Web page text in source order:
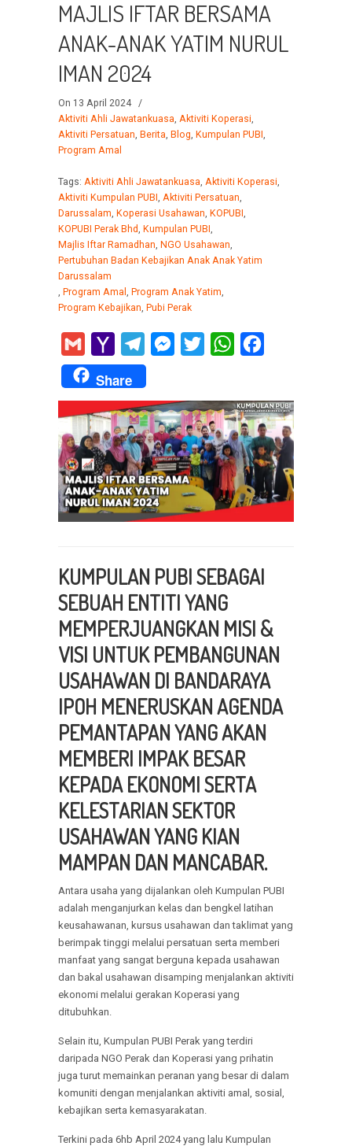
MAJLIS IFTAR BERSAMA
ANAK-ANAK YATIM NURUL
IMAN 2024
On 13 April 2024 /
Aktiviti Ahli Jawatankuasa, Aktiviti Koperasi,
Aktiviti Persatuan, Berita, Blog, Kumpulan PUBI ,
Program Amal
Tags: Aktiviti Ahli Jawatankuasa, Aktiviti Koperasi,
Aktiviti Kumpulan PUBI , Aktiviti Persatuan,
Darussalam, Koperasi Usahawan, KOPUBI ,
KOPUBI Perak Bhd, Kumpulan PUBI ,
Majlis Iftar Ramadhan, NGO Usahawan,
Pertubuhan Badan Kebajikan Anak Anak Yatim
Darussalam
, Program Amal , Program Anak Yatim,
Program Kebajikan, Pubi Perak
Gmail
Yahoo
Mail
TelegramMessenger
Twitter WhatsApp
Share
KUMPULAN PUBI SEBAGAI
SEBUAH ENTITI YANG
MEMPERJUANGKAN MISI &
VISI UNTUK PEMBANGUNAN
USAHAWAN DI BANDARAYA
IPOH MENERUSKAN AGENDA
PEMANTAPAN YANG AKAN
MEMBERI IMPAK BESAR
KEPADA EKONOMI SERTA
KELESTARIAN SEKTOR
USAHAWAN YANG KIAN
MAMPAN DAN MANCABAR.
Antara usaha yang dijalankan oleh Kumpulan PUBI
adalah menganjurkan kelas dan bengkel latihan
keusahawanan, kursus usahawan dan taklimat yang
berimpak tinggi melalui persatuan serta memberi
manfaat yang sangat berguna kepada usahawan
dan bakal usahawan disamping menjalankan aktiviti
ekonomi melalui gerakan Koperasi yang
ditubuhkan.
Selain itu, Kumpulan PUBI Perak yang terdiri
daripada NGO Perak dan Koperasi yang prihatin
juga turut memainkan peranan yang besar di dalam
komuniti dengan menjalankan aktiviti amal, sosial,
kebajikan serta kemasyarakatan.
Terkini pada 6hb April 2024 yang lalu Kumpulan